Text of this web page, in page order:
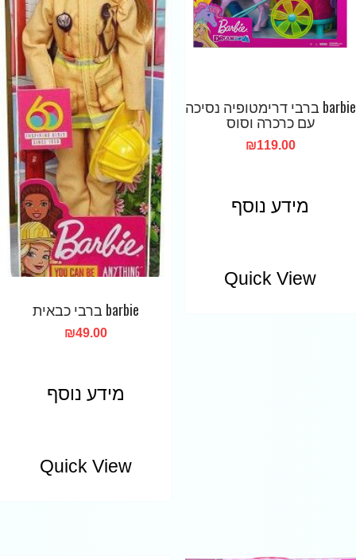
barbie ברבי דרימטופיה נסיכה
עם כרכרה וסוס
₪119.00
מידע נוסף
Quick View
barbie ברבי כבאית
₪49.00
מידע נוסף
Quick View